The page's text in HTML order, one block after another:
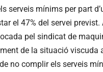
serveis mínims per part
el 47% del servei
pel sindicat de
de la situació viscuda
no complir els serveis